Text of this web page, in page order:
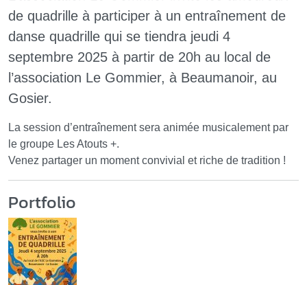
de quadrille à participer à un entraînement de
danse quadrille qui se tiendra jeudi 4
septembre 2025 à partir de 20h au local de
l’association Le Gommier, à Beaumanoir, au
Gosier.
La session d’entraînement sera animée musicalement par
le groupe Les Atouts +.
Venez partager un moment convivial et riche de tradition !
Portfolio